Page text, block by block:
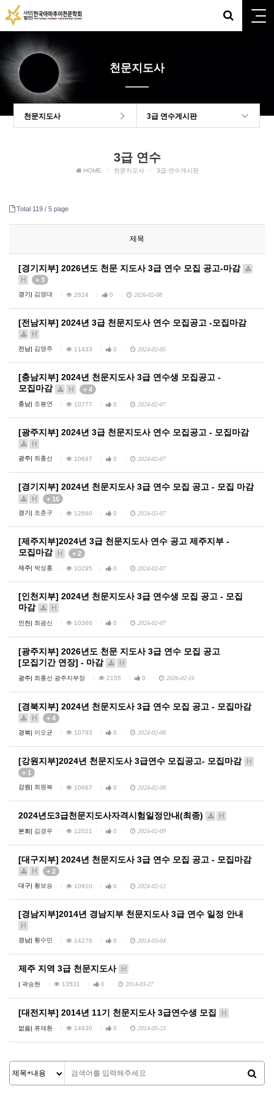
천문지도사
천문지도사 3급 연수게시판
3급 연수
HOME 천문지도사 3급 연수게시판
Total 119 / 5 page
제목
[경기지부] 2026년도 천문 지도사 3급 연수 모집 공고-마감
H + 3
경기| 김영대 2624 0 2026-02-08
[전남지부] 2024년 3급 천문지도사 연수 모집공고 -모집마감
H
전남| 김영주 11433 0 2024-02-05
[충남지부] 2024년 천문지도사 3급 연수생 모집공고 -
모집마감
H + 4
충남| 조봉연 10777 0 2024-02-07
[광주지부] 2024년 3급 천문지도사 연수 모집공고 - 모집마감
H
광주| 최홍선 10697 0 2024-02-07
[경기지부] 2024년 천문지도사 3급 연수 모집 공고 - 모집 마감
H + 16
경기| 조춘구 12660 0 2024-02-07
[제주지부]2024년 3급 천문지도사 연수 공고 제주지부 -
모집마감
H + 2
제주| 박성홍 10295 0 2024-02-07
[인천지부] 2024년 천문지도사 3급 연수생 모집 공고 - 모집
마감
H
인천| 최광신 10366 0 2024-02-07
[광주지부] 2026년도 천문 지도사 3급 연수 모집 공고
[모집기간 연장] - 마감
H
광주| 최홍선 광주지부장 2155 0 2026-02-16
[경북지부] 2024년 천문지도사 3급 연수 모집 공고 - 모집마감
H + 4
경북| 이오균 10793 0 2024-02-08
[강원지부]2024년 천문지도사 3급연수 모집공고- 모집마감 H
+ 1
강원| 최원복 10667 0 2024-02-08
2024년도3급천문지도사자격시험일정안내(최종) H
본회| 김경우 12021 0 2024-02-09
[대구지부] 2024년 천문지도사 3급 연수 모집 공고 - 모집마감
H + 2
대구| 황보승 10910 0 2024-02-12
[경남지부]2014년 경남지부 천문지도사 3급 연수 일정 안내
H
경남| 황수민 14278 0 2014-03-04
제주 지역 3급 천문지도사 H
| 곽승현 13531 0 2014-03-27
[대전지부] 2014년 11기 천문지도사 3급연수생 모집 H
없음| 류재환 14830 0 2014-05-23